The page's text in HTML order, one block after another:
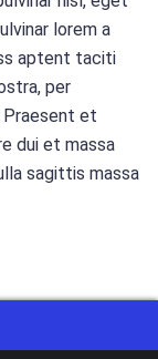
lorem a
aptent taciti
per
Praesent et
dui et massa
sagittis massa